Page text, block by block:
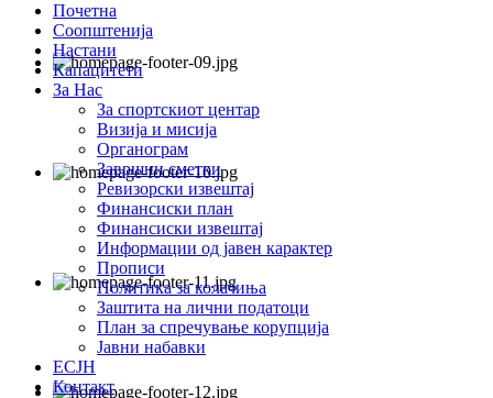
Почетна
Соопштенија
Настани
Капацитети
За Нас
За спортскиот центар
Визија и мисија
Органограм
Завршни сметки
Ревизорски извештај
Финансиски план
Финансиски извештај
Информации од јавен карактер
Прописи
Политика за колачиња
Заштита на лични податоци
План за спречување корупција
Јавни набавки
ЕСЈН
Контакт